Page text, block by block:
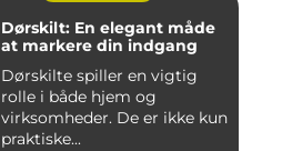
Dørskilt: En elegant måde
at markere din indgang
Dørskilte spiller en vigtig
rolle i både hjem og
virksomheder. De er ikke kun
praktiske...